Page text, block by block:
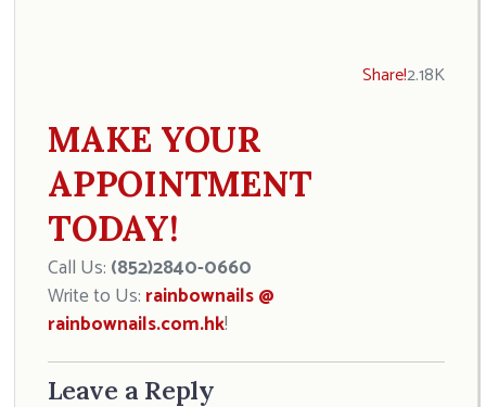
Share!2.18K
MAKE YOUR
APPOINTMENT
TODAY!
Call Us: (852)2840-0660
Write to Us: rainbownails @
rainbownails.com.hk!
Leave a Reply